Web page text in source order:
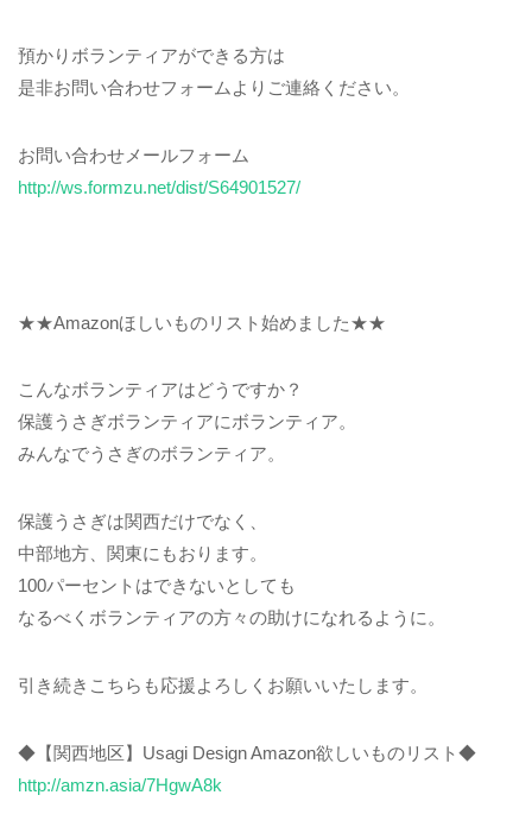
預かりボランティアができる方は
是非お問い合わせフォームよりご連絡ください。
お問い合わせメールフォーム
http://ws.formzu.net/dist/S64901527/
★★Amazonほしいものリスト始めました★★
こんなボランティアはどうですか？
保護うさぎボランティアにボランティア。
みんなでうさぎのボランティア。
保護うさぎは関西だけでなく、
中部地方、関東にもおります。
100パーセントはできないとしても
なるべくボランティアの方々の助けになれるように。
引き続きこちらも応援よろしくお願いいたします。
◆【関西地区】Usagi Design Amazon欲しいものリスト◆
http://amzn.asia/7HgwA8k